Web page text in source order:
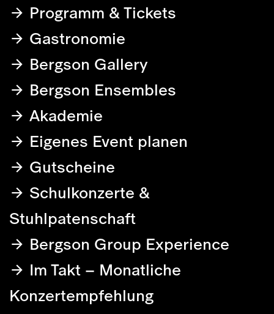
Programm & Tickets
Gastronomie
Bergson Gallery
Bergson Ensembles
Akademie
Eigenes Event planen
Gutscheine
Schulkonzerte &
Stuhlpatenschaft
Bergson Group Experience
Im Takt – Monatliche
Konzertempfehlung